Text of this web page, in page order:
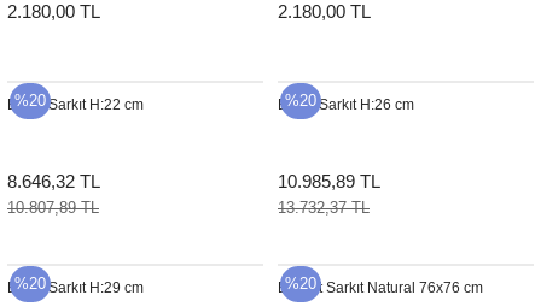
2.180,00 TL 2.180,00 TL
%20
Bullet Sarkıt H:22 cm
8.646,32 TL
10.807,89 TL
%20
Bullet Sarkıt H:26 cm
10.985,89 TL
13.732,37 TL
%20
Bullet Sarkıt H:29 cm %20
Bucket Sarkıt Natural 76x76 cm